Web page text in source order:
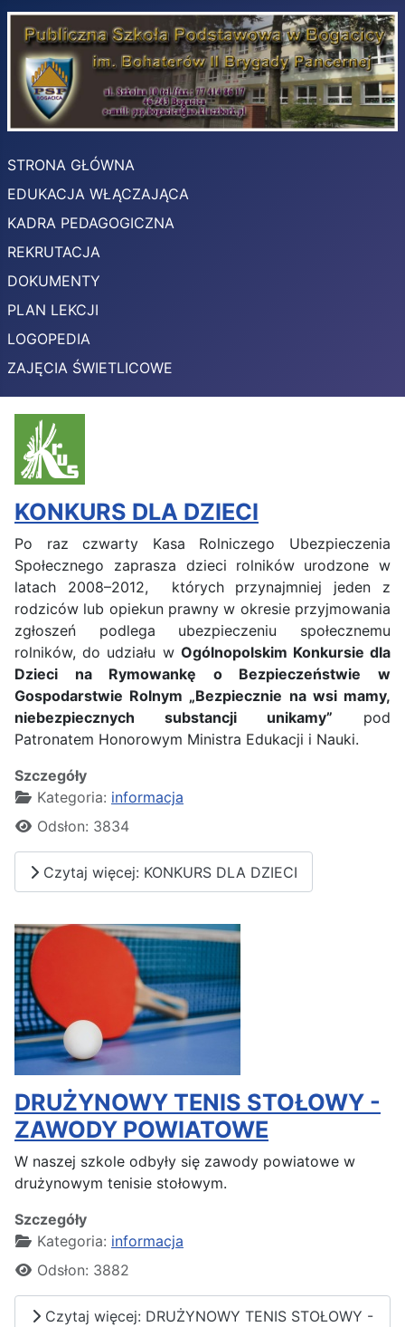
STRONA GŁÓWNA
EDUKACJA WŁĄCZAJĄCA
KADRA PEDAGOGICZNA
REKRUTACJA
DOKUMENTY
PLAN LEKCJI
LOGOPEDIA
ZAJĘCIA ŚWIETLICOWE
KONKURS DLA DZIECI
Po raz czwarty Kasa Rolniczego Ubezpieczenia
Społecznego zaprasza dzieci rolników urodzone w
latach 2008–2012, których przynajmniej jeden z
rodziców lub opiekun prawny w okresie przyjmowania
zgłoszeń podlega ubezpieczeniu społecznemu
rolników, do udziału w Ogólnopolskim Konkursie dla
Dzieci na Rymowankę o Bezpieczeństwie w
Gospodarstwie Rolnym „Bezpiecznie na wsi mamy,
niebezpiecznych substancji unikamy” pod
Patronatem Honorowym Ministra Edukacji i Nauki.
Szczegóły
Kategoria: informacja
Odsłon: 3834
Czytaj więcej: KONKURS DLA DZIECI
DRUŻYNOWY TENIS STOŁOWY -
ZAWODY POWIATOWE
W naszej szkole odbyły się zawody powiatowe w
drużynowym tenisie stołowym.
Szczegóły
Kategoria: informacja
Odsłon: 3882
Czytaj więcej: DRUŻYNOWY TENIS STOŁOWY -